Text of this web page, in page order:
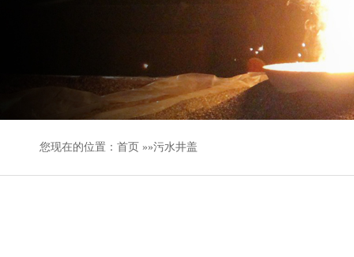
您现在的位置： 首页 »»污水井盖